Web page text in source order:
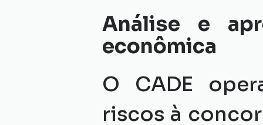
Análise e
econômica
O CADE
riscos à